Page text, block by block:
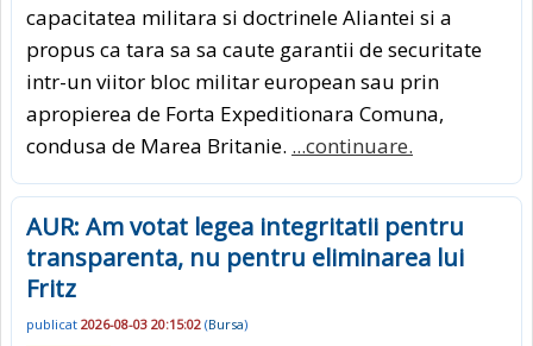
capacitatea militara si doctrinele Aliantei si a
propus ca tara sa sa caute garantii de securitate
intr-un viitor bloc militar european sau prin
apropierea de Forta Expeditionara Comuna,
condusa de Marea Britanie. ...continuare.
AUR: Am votat legea integritatii pentru
transparenta, nu pentru eliminarea lui
Fritz
publicat 2026-08-03 20:15:02 (Bursa)